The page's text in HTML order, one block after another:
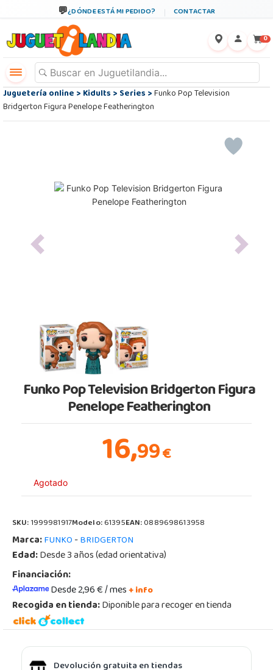
¿DÓNDE ESTÁ MI PEDIDO? CONTACTAR
0
Juguetería online>Kidults>Series>Funko Pop Television
Bridgerton Figura Penelope Featherington
Previous Next
Funko Pop Television Bridgerton Figura
Penelope Featherington
16,99€
Agotado
SKU:1999981917Modelo:61395EAN:0889698613958
Marca:FUNKO-BRIDGERTON
Edad:Desde 3 años (edad orientativa)
Financiación:
Desde 2,96 € / mes+ info
Recogida en tienda:Diponible para recoger en tienda